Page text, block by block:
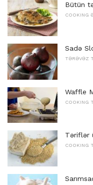
Bütün
COOKING
Sadə
TƏRƏVƏZ
Waffle
COOKING
Təriflər
COOKING